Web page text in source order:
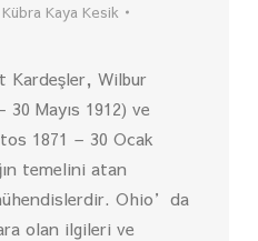
Kübra Kaya Kesik
Kardeşler, Wilbur
Mayıs 1912) ve
1871 – 30 Ocak
temelini atan
Ohio’da
olan ilgileri ve